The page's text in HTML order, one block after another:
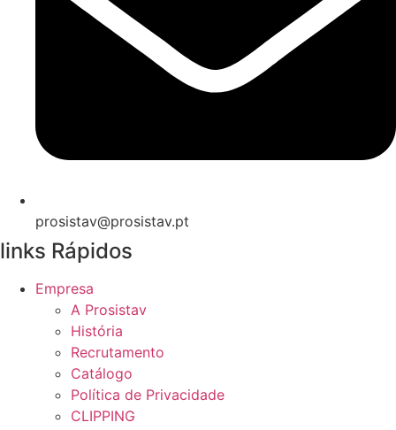
prosistav@prosistav.pt
links Rápidos
Empresa
A Prosistav
História
Recrutamento
Catálogo
Política de Privacidade
CLIPPING